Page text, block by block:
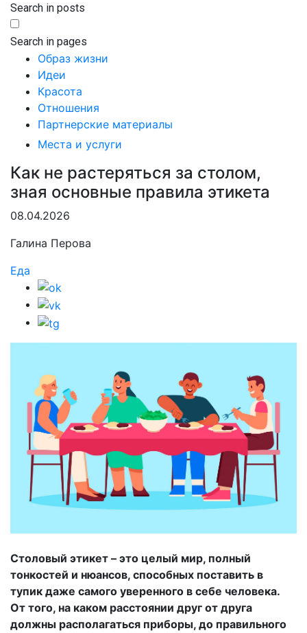
Search in posts
Search in pages
Образ жизни
Идеи
Красота
Отношения
Партнерские материалы
Места и услуги
Как не растеряться за столом,
зная основные правила этикета
08.04.2026
Галина Перова
Еда
Столовый этикет – это целый мир, полный
тонкостей и нюансов, способных поставить в
тупик даже самого уверенного в себе человека.
От того, на каком расстоянии друг от друга
должны располагаться приборы, до правильного